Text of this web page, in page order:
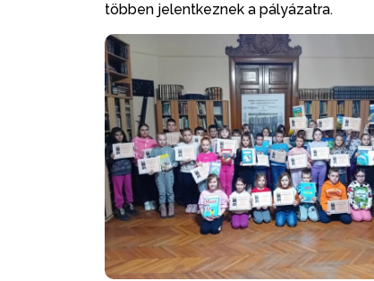
többen jelentkeznek a pályázatra.